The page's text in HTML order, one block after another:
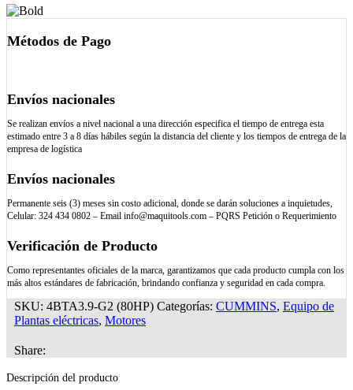
Métodos de Pago
Envíos nacionales
Se realizan envíos a nivel nacional a una dirección especifica el tiempo de entrega esta
estimado entre 3 a 8 días hábiles según la distancia del cliente y los tiempos de entrega de la
empresa de logística
Envíos nacionales
Permanente seis (3) meses sin costo adicional, donde se darán soluciones a inquietudes,
Celular: 324 434 0802 – Email info@maquitools.com – PQRS Petición o Requerimiento
Verificación de Producto
Como representantes oficiales de la marca, garantizamos que cada producto cumpla con los
más altos estándares de fabricación, brindando confianza y seguridad en cada compra.
SKU: 4BTA3.9-G2 (80HP) Categorías: CUMMINS, Equipo de
Plantas eléctricas, Motores
Share:
Descripción del producto